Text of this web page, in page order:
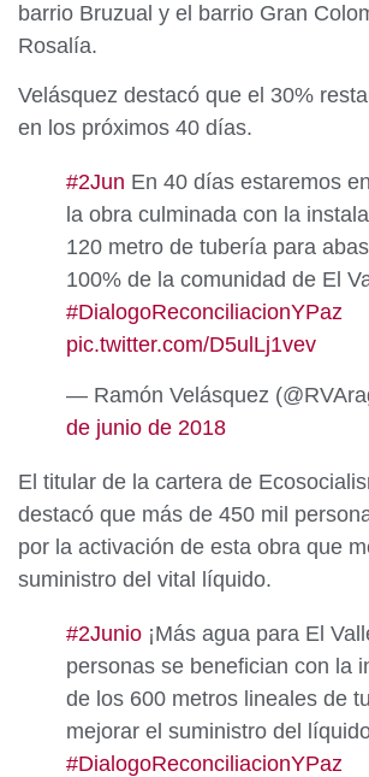
barrio Bruzual y el barrio Gran
Rosalía.
Velásquez destacó que el 30%
en los próximos 40 días.
#2Jun En 40 días estaremos
la obra culminada con la
120 metro de tubería para
100% de la comunidad de El
#DialogoReconciliacionYPaz
pic.twitter.com/D5ulLj1vev
— Ramón Velásquez
de junio de 2018
El titular de la cartera de
destacó que más de 450 mil
por la activación de esta obra que
suministro del vital líquido.
#2Junio ¡Más agua para El
personas se benefician con la
de los 600 metros lineales de
mejorar el suministro del
#DialogoReconciliacionYPaz